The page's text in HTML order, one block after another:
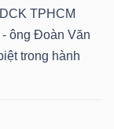
TPHCM
ông Đoàn Văn
trong hành